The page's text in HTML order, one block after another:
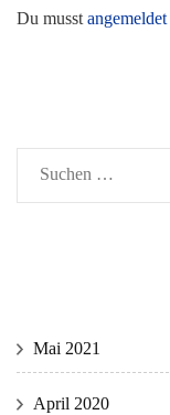
Du musst angemeldet
Suchen
nach:
Mai 2021
April 2020